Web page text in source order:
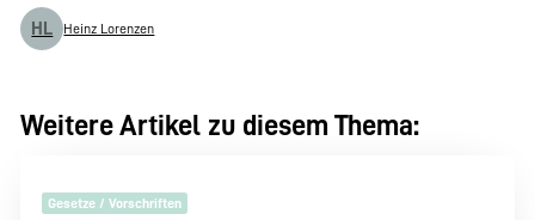
HL Heinz Lorenzen
Weitere Artikel zu diesem Thema:
Gesetze / Vorschriften